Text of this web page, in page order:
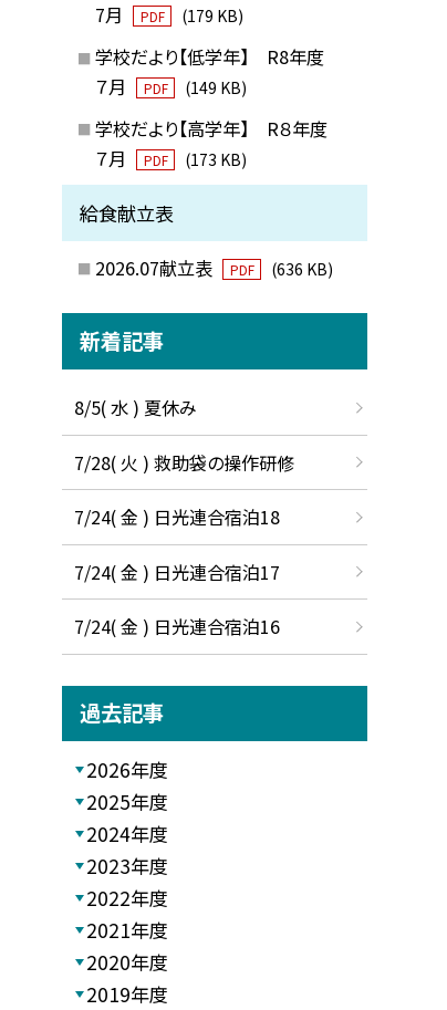
7月
PDF (179 KB)
学校だより【低学年】 R8年度
７月
PDF (149 KB)
学校だより【高学年】 R８年度
７月
PDF (173 KB)
給食献立表
2026.07献立表 PDF (636 KB)
新着記事
8/5( 水 ) 夏休み
7/28( 火 ) 救助袋の操作研修
7/24( 金 ) 日光連合宿泊18
7/24( 金 ) 日光連合宿泊17
7/24( 金 ) 日光連合宿泊16
過去記事
2026年度
2025年度
2024年度
2023年度
2022年度
2021年度
2020年度
2019年度